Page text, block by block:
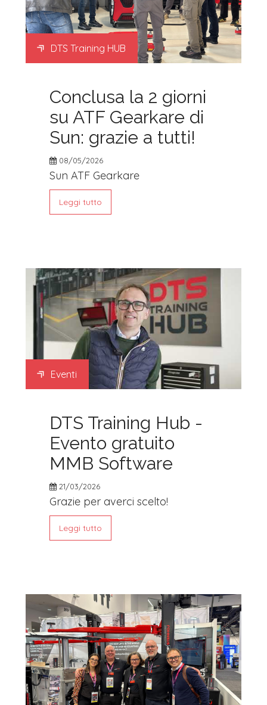
DTS Training HUB
Conclusa la 2 giorni
su ATF Gearkare di
Sun: grazie a tutti!
08/05/2026
Sun ATF Gearkare
Leggi tutto
Eventi
DTS Training Hub -
Evento gratuito
MMB Software
21/03/2026
Grazie per averci scelto!
Leggi tutto